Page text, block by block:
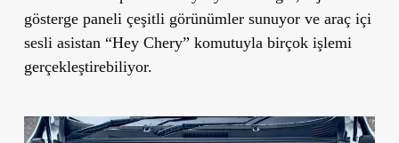
gösterge paneli çeşitli görünümler sunuyor ve araç içi
sesli asistan “Hey Chery” komutuyla birçok işlemi
gerçekleştirebiliyor.